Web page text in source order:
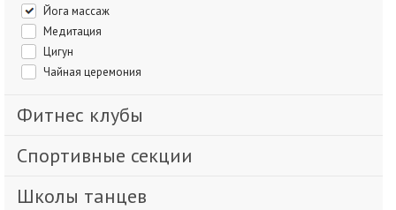
Йога массаж
Медитация
Цигун
Чайная церемония
Фитнес клубы
Спортивные секции
Школы танцев